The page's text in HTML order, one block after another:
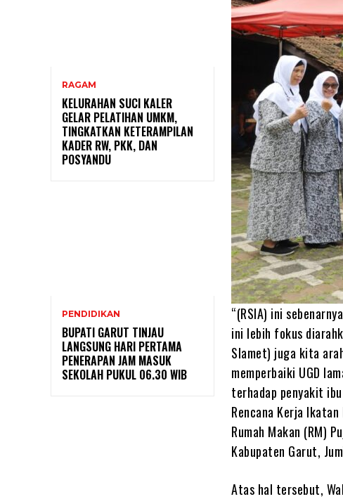
RAGAM
KELURAHAN SUCI KALER
GELAR PELATIHAN UMKM,
TINGKATKAN KETERAMPILAN
KADER RW, PKK, DAN
POSYANDU
PENDIDIKAN
BUPATI GARUT TINJAU
LANGSUNG HARI PERTAMA
PENERAPAN JAM MASUK
SEKOLAH PUKUL 06.30 WIB
“(RSIA) ini
ini lebih fokus
Slamet) juga kita
memperbaiki UGD
terhadap penyakit
Rencana Kerja
Rumah Makan (RM)
Kabupaten Garut,
Atas hal tersebut,